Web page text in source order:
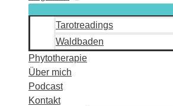
Tarotreadings
Waldbaden
Phytotherapie
Über mich
Podcast
Kontakt